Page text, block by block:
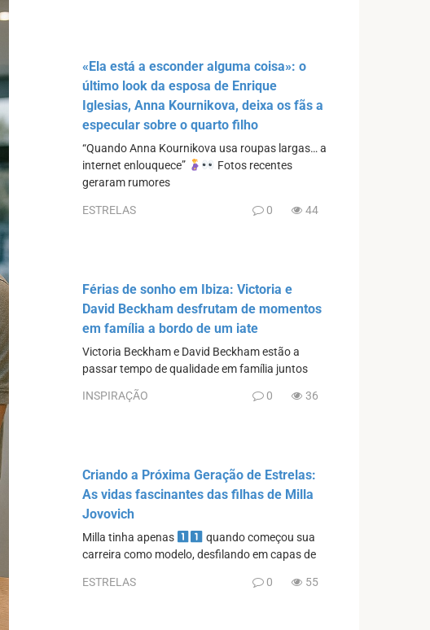
«Ela está a esconder alguma coisa»: o
último look da esposa de Enrique
Iglesias, Anna Kournikova, deixa os fãs a
especular sobre o quarto filho
“Quando Anna Kournikova usa roupas largas… a
internet enlouquece”
Fotos recentes
geraram rumores
ESTRELAS 0 44
Férias de sonho em Ibiza: Victoria e
David Beckham desfrutam de momentos
em família a bordo de um iate
Victoria Beckham e David Beckham estão a
passar tempo de qualidade em família juntos
INSPIRAÇÃO 0 36
Criando a Próxima Geração de Estrelas:
As vidas fascinantes das filhas de Milla
Jovovich
Milla tinha apenas
quando começou sua
carreira como modelo, desfilando em capas de
ESTRELAS 0 55